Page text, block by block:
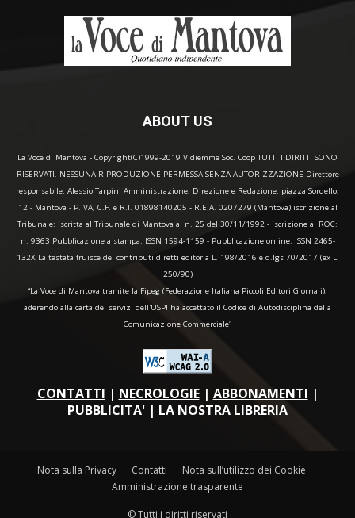
ABOUT US
La Voce di Mantova - Copyright(C)1999-2019 Vidiemme Soc. Coop TUTTI I DIRITTI SONO
RISERVATI. NESSUNA RIPRODUZIONE PERMESSA SENZA AUTORIZZAZIONE Direttore
responsabile: Alessio Tarpini Amministrazione, Direzione e Redazione: piazza Sordello,
12 - Mantova - P.IVA, C.F. e R.I. 01898140205 - R.E.A. 0207279 (Mantova) iscrizione al
Tribunale: iscritta al Tribunale di Mantova al n. 25 del 30/11/1992 - iscrizione al ROC:
n. 9363 Pubblicazione a stampa: ISSN 1594-1159 - Pubblicazione online: ISSN 2465-
132X La testata fruisce dei contributi diretti editoria L. 198/2016 e d.lgs 70/2017 (ex L.
250/90)
“La Voce di Mantova tramite la Fipeg (Federazione Italiana Piccoli Editori Giornali),
aderendo alla carta dei servizi dell'USPI ha accettato il Codice di Autodisciplina della
Comunicazione Commerciale"
CONTATTI | NECROLOGIE| ABBONAMENTI |
PUBBLICITA' | LA NOSTRA LIBRERIA
Nota sulla Privacy Contatti
Nota sull’utilizzo dei Cookie
Amministrazione trasparente
© Tutti i diritti riservati